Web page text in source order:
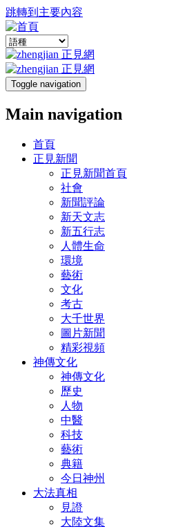
跳轉到主要內容
Toggle navigation
Main navigation
首頁
正見新聞
正見新聞首頁
社會
新聞評論
新天文志
新五行志
人體生命
環境
藝術
文化
考古
大千世界
圖片新聞
精彩視頻
神傳文化
神傳文化
歷史
人物
中醫
科技
藝術
典籍
今日神州
大法真相
見證
大陸文集